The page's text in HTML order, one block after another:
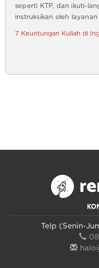
seperti KTP, dan ikuti-
instruksikan oleh
7 Keuntungan Kuliah di
Telp (Senin-